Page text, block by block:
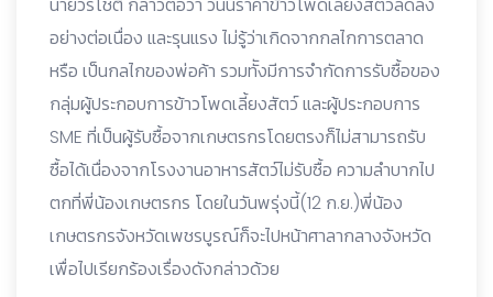
อย่างต่อเนื่อง และรุนแรง ไม่รู้ว่าเกิดจากกลไกการตลาด
หรือ เป็นกลไกของพ่อค้า รวมทัังมีการจำกัดการรับซื้อของ
กลุ่มผู้ประกอบการข้าวโพดเลี้ยงสัตว์ และผู้ประกอบการ
SME ที่เป็นผู้รับซื้อจากเกษตรกรโดยตรงก็ไม่สามารถรับ
ซื้อได้เนื่องจากโรงงานอาหารสัตว์ไม่รับซื้อ ความลำบากไป
ตกที่พี่น้องเกษตรกร โดยในวันพรุ่งนี้(12 ก.ย.)พี่น้อง
เกษตรกรจังหวัดเพชรบูรณ์ก็จะไปหน้าศาลากลางจังหวัด
เพื่อไปเรียกร้องเรื่องดังกล่าวด้วย